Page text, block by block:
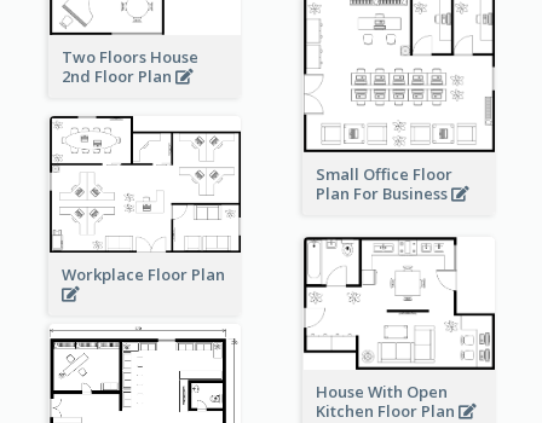
Two Floors House
2nd Floor Plan
Small Office Floor
Plan For Business
Workplace Floor Plan
House With Open
Kitchen Floor Plan